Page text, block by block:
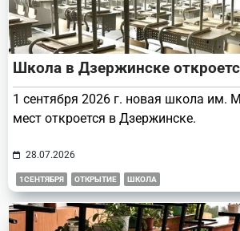
Школа в Дзержинске
1 сентября 2026 г. новая школа им.
мест откроется в Дзержинске.
28.07.2026
1СЕНТЯБРЯ ОТКРЫТИЕ ШКОЛА